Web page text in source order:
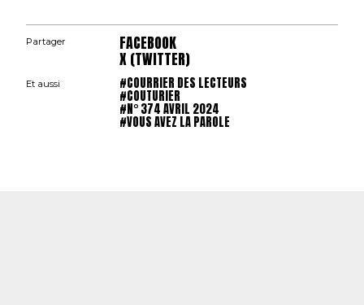
Partager FACEBOOK
X (TWITTER)
Et aussi #COURRIER DES LECTEURS
#COUTURIER
#N° 374 AVRIL 2024
#VOUS AVEZ LA PAROLE